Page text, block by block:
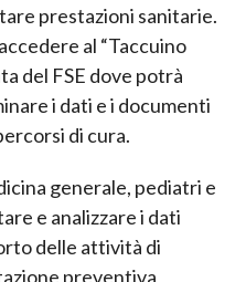
prestazioni sanitarie.
al “Taccuino
del FSE dove potrà
i dati e i documenti
di cura.
generale, pediatri e
e analizzare i dati
delle attività di
preventiva